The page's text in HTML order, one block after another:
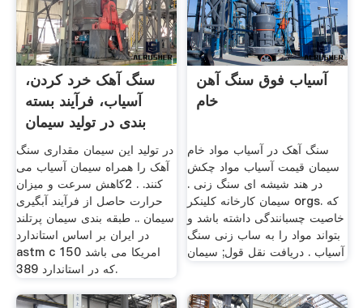
سنگ آهک خرد کردن،
آسیاب، فرآیند بسته
بندی در تولید سیمان
در تولید این سیمان مقداری سنگ
آهک را همراه سیمان آسیاب می
کنند. . 2کاهش سرعت و میزان
حرارت حاصل از فرآیند آبگیری
سیمان .. طبقه بندی سیمان پرتلند
در ایران بر اساس استاندارد
astm c 150 امریکا می باشد
که در استاندارد 389.
آسیاب فوق سنگ آهن
خام
سنگ آهک در آسیاب مواد خام
سیمان قیمت آسیاب مواد چکش
در هند شیشه ای سنگ زنی .
سیمان کارخانه کلینکر orgs. كه
خاصیت چسبانندگی داشته باشد و
بتواند مواد را به ساب زنی سنگ
آسیاب . دریافت نقل قول; سیمان